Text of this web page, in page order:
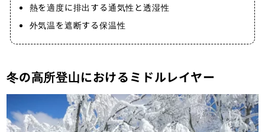
熱を適度に排出する通気性と透湿性
外気温を遮断する保温性
冬の高所登山におけるミドルレイヤー